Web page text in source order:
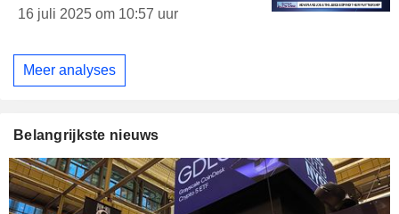
16 juli 2025 om 10:57 uur
Meer analyses
Belangrijkste nieuws